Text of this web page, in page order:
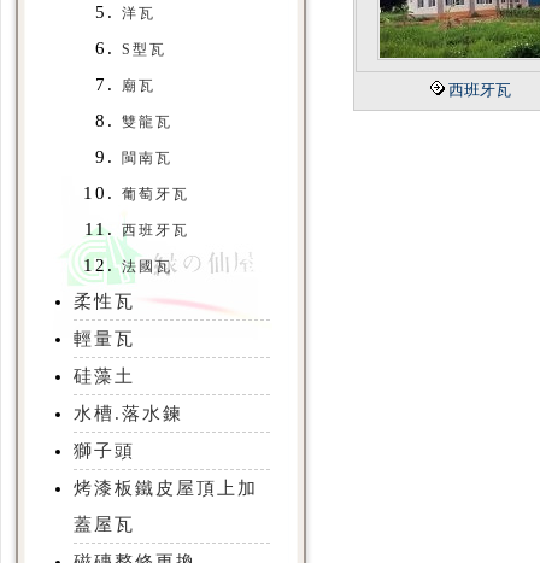
洋瓦
S型瓦
廟瓦
雙龍瓦
閩南瓦
葡萄牙瓦
西班牙瓦
法國瓦
柔性瓦
輕量瓦
硅藻土
水槽.落水鍊
獅子頭
烤漆板鐵皮屋頂上加
蓋屋瓦
西班牙瓦